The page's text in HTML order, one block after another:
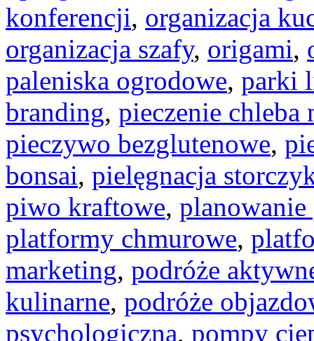
konferencji, organizacja
organizacja szafy, origami,
paleniska ogrodowe, parki
branding, pieczenie chleba
pieczywo bezglutenowe,
bonsai, pielęgnacja
piwo kraftowe, planowanie
platformy chmurowe,
marketing, podróże
kulinarne, podróże
psychologiczna, pompy